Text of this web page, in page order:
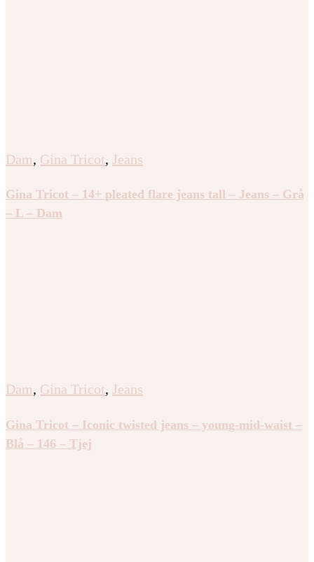
Dam, Gina Tricot, Jeans
Gina Tricot – 14+ pleated flare jeans tall – Jeans – Grå
– L – Dam
Dam, Gina Tricot, Jeans
Gina Tricot – Iconic twisted jeans – young-mid-waist –
Blå – 146 – Tjej